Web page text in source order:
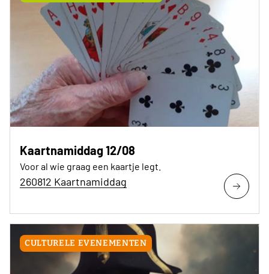
Kaartnamiddag 12/08
Voor al wie graag een kaartje legt.
260812 Kaartnamiddag
CULTURELE EVENEMENTEN